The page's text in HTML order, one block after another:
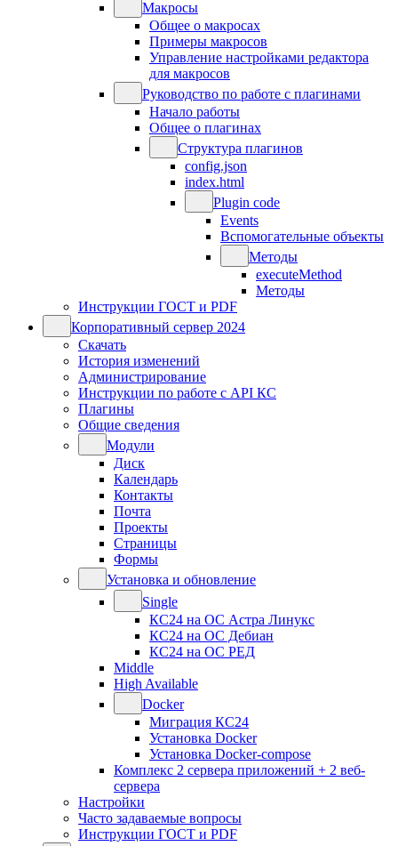
Макросы
Общее о макросах
Примеры макросов
Управление настройками редактора
для макросов
Руководство по работе с плагинами
Начало работы
Общее о плагинах
Структура плагинов
config.json
index.html
Plugin code
Events
Вспомогательные объекты
Методы
executeMethod
Методы
Инструкции ГОСТ и PDF
Корпоративный сервер 2024
Скачать
История изменений
Администрирование
Инструкции по работе с API КС
Плагины
Общие сведения
Модули
Диск
Календарь
Контакты
Почта
Проекты
Страницы
Формы
Установка и обновление
Single
КС24 на ОС Астра Линукс
КС24 на ОС Дебиан
КС24 на ОС РЕД
Middle
High Available
Docker
Миграция КС24
Установка Docker
Установка Docker-compose
Комплекс 2 сервера приложений + 2 веб-
сервера
Настройки
Часто задаваемые вопросы
Инструкции ГОСТ и PDF